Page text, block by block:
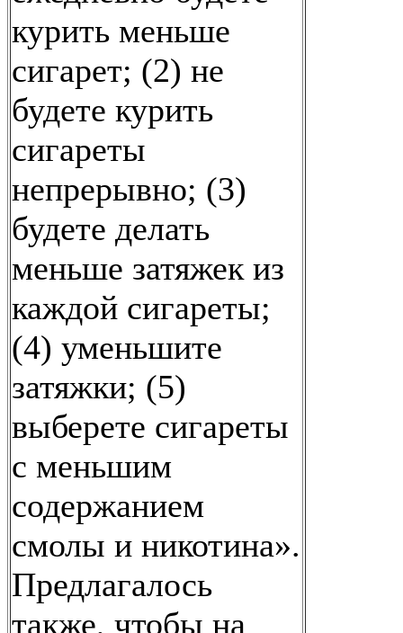
курить меньше
сигарет; (2) не
будете курить
сигареты
непрерывно; (3)
будете делать
меньше затяжек из
каждой сигареты;
(4) уменьшите
затяжки; (5)
выберете сигареты
с меньшим
содержанием
смолы и никотина».
Предлагалось
также, чтобы на